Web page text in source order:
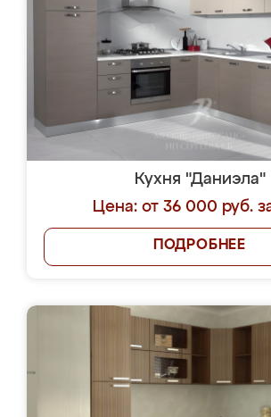
Кухня "Даниэла"
Цена: от 36 000 руб.
ПОДРОБНЕЕ